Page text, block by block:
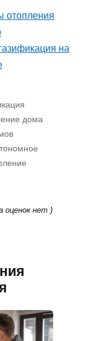
отопления
на
дома
оценок нет )